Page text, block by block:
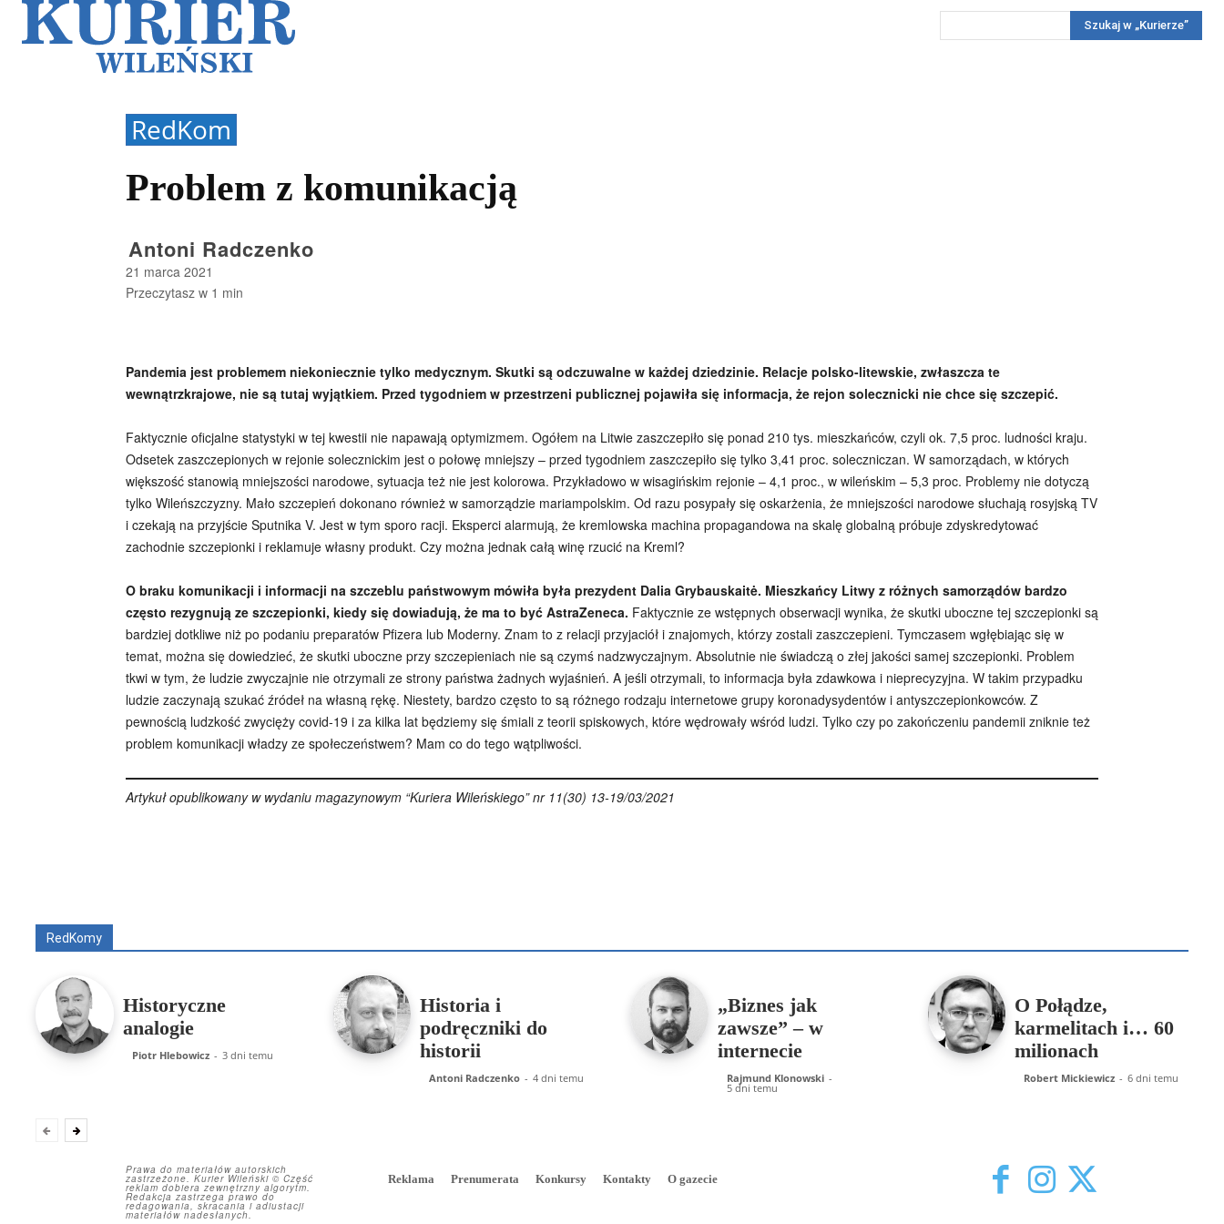
Reportaż KonkursyWięcej
Szukaj w „Kurierze”
RedKom
Problem z komunikacją
Antoni Radczenko
21 marca 2021
Przeczytasz w 1 min
Pandemia jest problemem niekoniecznie tylko medycznym. Skutki są odczuwalne w każdej dziedzinie. Relacje polsko-litewskie, zwłaszcza te
wewnątrzkrajowe, nie są tutaj wyjątkiem. Przed tygodniem w przestrzeni publicznej pojawiła się informacja, że rejon solecznicki nie chce się szczepić.
Faktycznie oficjalne statystyki w tej kwestii nie napawają optymizmem. Ogółem na Litwie zaszczepiło się ponad 210 tys. mieszkańców, czyli ok. 7,5 proc. ludności kraju.
Odsetek zaszczepionych w rejonie solecznickim jest o połowę mniejszy – przed tygodniem zaszczepiło się tylko 3,41 proc. soleczniczan. W samorządach, w których
większość stanowią mniejszości narodowe, sytuacja też nie jest kolorowa. Przykładowo w wisagińskim rejonie – 4,1 proc., w wileńskim – 5,3 proc. Problemy nie dotyczą
tylko Wileńszczyzny. Mało szczepień dokonano również w samorządzie mariampolskim. Od razu posypały się oskarżenia, że mniejszości narodowe słuchają rosyjską TV
i czekają na przyjście Sputnika V. Jest w tym sporo racji. Eksperci alarmują, że kremlowska machina propagandowa na skalę globalną próbuje zdyskredytować
zachodnie szczepionki i reklamuje własny produkt. Czy można jednak całą winę rzucić na Kreml?
O braku komunikacji i informacji na szczeblu państwowym mówiła była prezydent Dalia Grybauskaitė. Mieszkańcy Litwy z różnych samorządów bardzo
często rezygnują ze szczepionki, kiedy się dowiadują, że ma to być AstraZeneca. Faktycznie ze wstępnych obserwacji wynika, że skutki uboczne tej szczepionki są
bardziej dotkliwe niż po podaniu preparatów Pfizera lub Moderny. Znam to z relacji przyjaciół i znajomych, którzy zostali zaszczepieni. Tymczasem wgłębiając się w
temat, można się dowiedzieć, że skutki uboczne przy szczepieniach nie są czymś nadzwyczajnym. Absolutnie nie świadczą o złej jakości samej szczepionki. Problem
tkwi w tym, że ludzie zwyczajnie nie otrzymali ze strony państwa żadnych wyjaśnień. A jeśli otrzymali, to informacja była zdawkowa i nieprecyzyjna. W takim przypadku
ludzie zaczynają szukać źródeł na własną rękę. Niestety, bardzo często to są różnego rodzaju internetowe grupy koronadysydentów i antyszczepionkowców. Z
pewnością ludzkość zwycięży covid-19 i za kilka lat będziemy się śmiali z teorii spiskowych, które wędrowały wśród ludzi. Tylko czy po zakończeniu pandemii zniknie też
problem komunikacji władzy ze społeczeństwem? Mam co do tego wątpliwości.
Artykuł opublikowany w wydaniu magazynowym “Kuriera Wileńskiego” nr 11(30) 13-19/03/2021
RedKomy
Historyczne
analogie
Piotr Hlebowicz - 3 dni temu
Historia i
podręczniki do
historii
Antoni Radczenko - 4 dni temu
„Biznes jak
zawsze” – w
internecie
Rajmund Klonowski -
5 dni temu
O Połądze,
karmelitach i… 60
milionach
Robert Mickiewicz - 6 dni temu
Prawa do materiałów autorskich
zastrzeżone. Kurier Wileński © Część
reklam dobiera zewnętrzny algorytm.
Redakcja zastrzega prawo do
redagowania, skracania i adiustacji
materiałów nadesłanych.
Reklama Prenumerata Konkursy Kontakty O gazecie